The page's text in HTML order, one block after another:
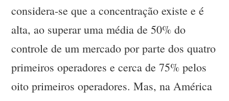
considera-se que a concentração existe e é
alta, ao superar uma média de 50% do
controle de um mercado por parte dos quatro
primeiros operadores e cerca de 75% pelos
oito primeiros operadores. Mas, na América